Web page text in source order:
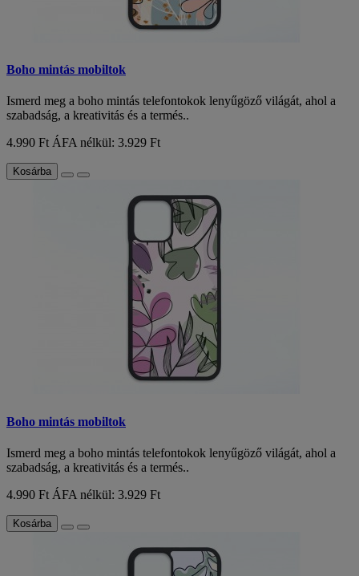
Boho mintás mobiltok
Ismerd meg a boho mintás telefontokok lenyűgöző világát, ahol a
szabadság, a kreativitás és a termés..
4.990 FtÁFA nélkül: 3.929 Ft
Kosárba
Boho mintás mobiltok
Ismerd meg a boho mintás telefontokok lenyűgöző világát, ahol a
szabadság, a kreativitás és a termés..
4.990 Ft ÁFA nélkül: 3.929 Ft
Kosárba